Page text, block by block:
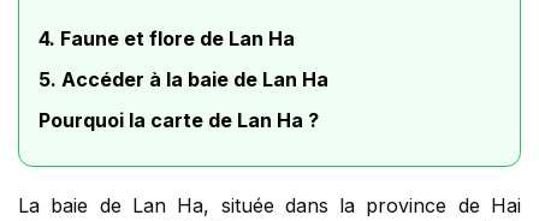
4. Faune et flore de Lan Ha
5. Accéder à la baie de Lan Ha
Pourquoi la carte de Lan Ha ?
La baie de Lan Ha, située dans la province de Hai